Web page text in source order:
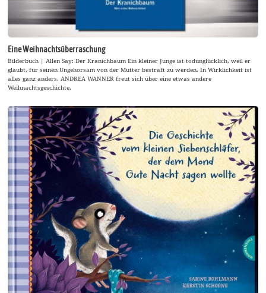
Eine Weihnachtsüberraschung
Bilderbuch | Allen Say: Der Kranichbaum Ein kleiner Junge ist todunglücklich, weil er
glaubt, für seinen Ungehorsam von der Mutter bestraft zu werden. In Wirklichkeit ist
alles ganz anders. ANDREA WANNER freut sich über eine etwas andere
Weihnachtsgeschichte.